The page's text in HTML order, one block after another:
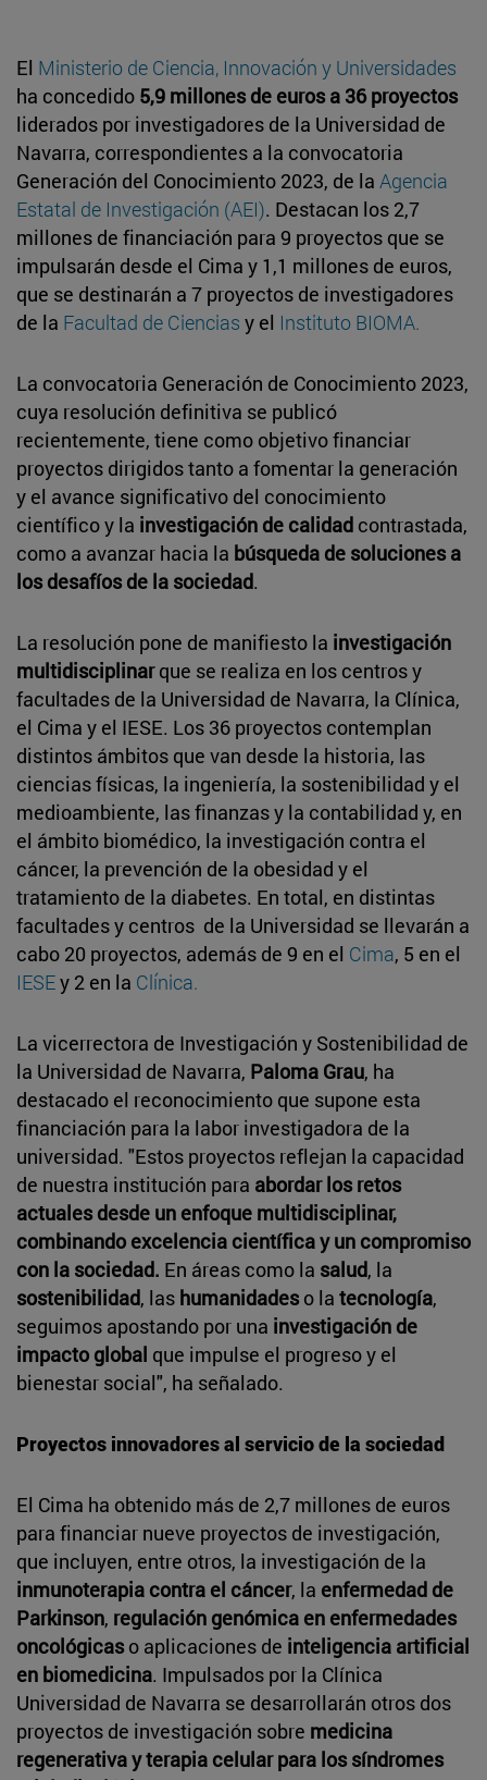
El Ministerio de Ciencia, Innovación y Universidades
ha concedido 5,9 millones de euros a 36 proyectos
liderados por investigadores de la Universidad de
Navarra, correspondientes a la convocatoria
Generación del Conocimiento 2023, de la Agencia
Estatal de Investigación (AEI). Destacan los 2,7
millones de financiación para 9 proyectos que se
impulsarán desde el Cima y 1,1 millones de euros,
que se destinarán a 7 proyectos de investigadores
de la Facultad de Ciencias y el Instituto BIOMA.
La convocatoria Generación de Conocimiento 2023,
cuya resolución definitiva se publicó
recientemente, tiene como objetivo financiar
proyectos dirigidos tanto a fomentar la generación
y el avance significativo del conocimiento
científico y la investigación de calidad contrastada,
como a avanzar hacia la búsqueda de soluciones a
los desafíos de la sociedad.
La resolución pone de manifiesto la investigación
multidisciplinarque se realiza en los centros y
facultades de la Universidad de Navarra, la Clínica,
el Cima y el IESE. Los 36 proyectos contemplan
distintos ámbitos que van desde la historia, las
ciencias físicas, la ingeniería, la sostenibilidad y el
medioambiente, las finanzas y la contabilidad y, en
el ámbito biomédico, la investigación contra el
cáncer, la prevención de la obesidad y el
tratamiento de la diabetes. En total, en distintas
facultades y centros de la Universidad se llevarán a
cabo 20 proyectos, además de 9 en el Cima, 5 en el
IESEy 2 en la Clínica.
La vicerrectora de Investigación y Sostenibilidad de
la Universidad de Navarra, Paloma Grau, ha
destacado el reconocimiento que supone esta
financiación para la labor investigadora de la
universidad. "Estos proyectos reflejan la capacidad
de nuestra institución para abordar los retos
actuales desde un enfoque multidisciplinar,
combinando excelencia científica y un compromiso
con la sociedad. En áreas como la salud, la
sostenibilidad, las humanidadeso la tecnología,
seguimos apostando por una investigación de
impacto global que impulse el progreso y el
bienestar social", ha señalado.
Proyectos innovadores al servicio de la sociedad
El Cima ha obtenido más de 2,7 millones de euros
para financiar nueve proyectos de investigación,
que incluyen, entre otros, la investigación de la
inmunoterapia contra el cáncer, la enfermedad de
Parkinson, regulación genómica en enfermedades
oncológicaso aplicaciones de inteligencia artificial
en biomedicina. Impulsados por la Clínica
Universidad de Navarra se desarrollarán otros dos
proyectos de investigación sobre medicina
regenerativa y terapia celular para los síndromes